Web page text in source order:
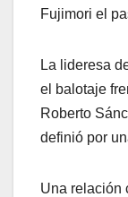
Fujimori el
La lideresa
el balotaje
Roberto
definió por
Una relación